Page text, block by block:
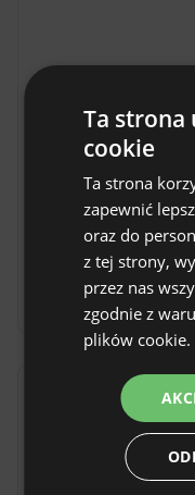
Dom na
Dom na
miejsce na
Mazur. Reszel to
historią i
Goście znajdą tu
oraz bazę
okolicznych
tradycje i cieszyć
otacza tę część
którzy szukają
odkrywać piękno
Pokaż więcej
4.5
Ta strona
cookie
Ta strona
zapewnić
oraz do
z tej strony,
przez nas
zgodnie z
plików cookie.